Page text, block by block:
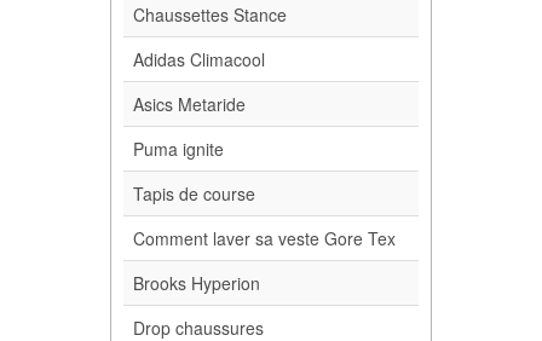
Chaussettes Stance
Adidas Climacool
Asics Metaride
Puma ignite
Tapis de course
Comment laver sa veste Gore Tex
Brooks Hyperion
Drop chaussures